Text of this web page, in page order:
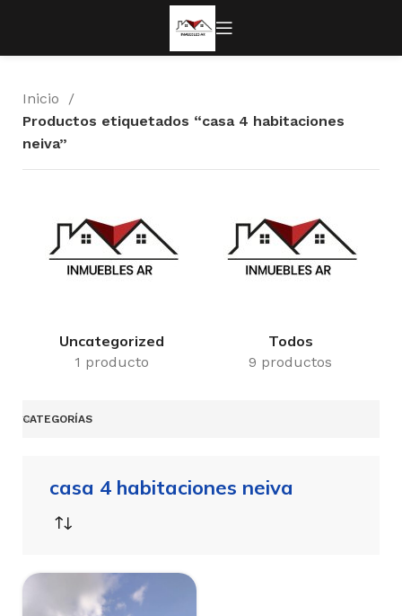
Inicio
Productos etiquetados “casa 4 habitaciones
neiva”
Uncategorized
1 producto
Todos
9 productos
CATEGORÍAS
casa 4 habitaciones neiva